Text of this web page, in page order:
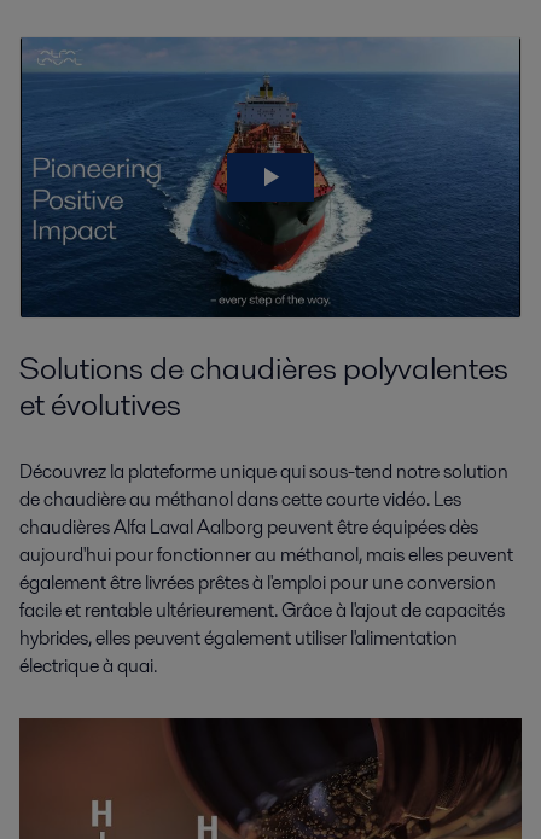
Solutions de chaudières polyvalentes
et évolutives
Découvrez la plateforme unique qui sous-tend notre solution
de chaudière au méthanol dans cette courte vidéo. Les
chaudières Alfa Laval Aalborg peuvent être équipées dès
aujourd'hui pour fonctionner au méthanol, mais elles peuvent
également être livrées prêtes à l'emploi pour une conversion
facile et rentable ultérieurement. Grâce à l'ajout de capacités
hybrides, elles peuvent également utiliser l'alimentation
électrique à quai.